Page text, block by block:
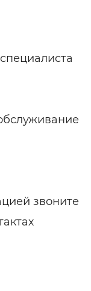
звоните